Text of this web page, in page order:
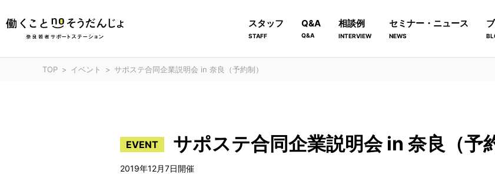
スタッフ
STAFF
Q&A
Q&A
相談例
INTERVIEW
セミナー・ニュース
NEWS
TOP イベント サポステ合同企業説明会 in 奈良（予約制）
EVENT サポステ合同企業説明会 in 奈良（予
2019年12月7日開催